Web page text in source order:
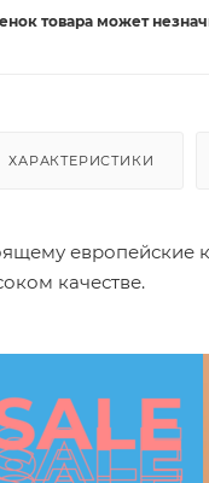
товара может
ХАРАКТЕРИСТИКИ
качестве.